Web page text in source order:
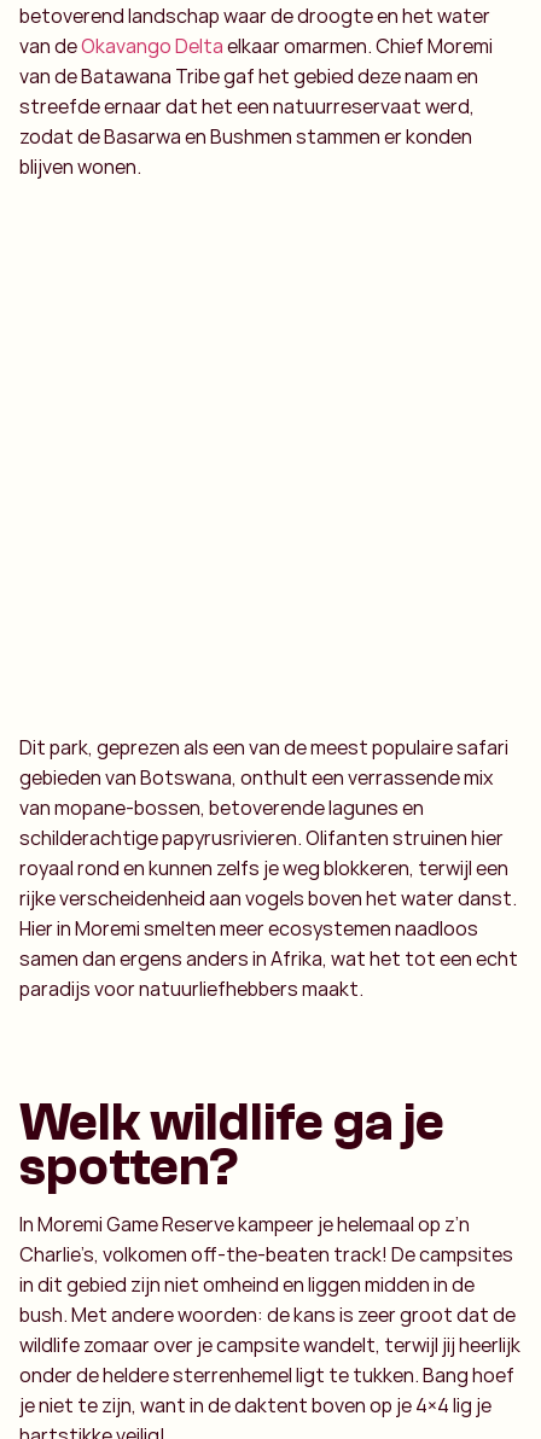
betoverend landschap waar de droogte en het water
van deOkavango Deltaelkaar omarmen. Chief Moremi
van de Batawana Tribe gaf het gebied deze naam en
streefde ernaar dat het een natuurreservaat werd,
zodat de Basarwa en Bushmen stammen er konden
blijven wonen.
Dit park, geprezen als een van de meest populaire safari
gebieden van Botswana, onthult een verrassende mix
van mopane-bossen, betoverende lagunes en
schilderachtige papyrusrivieren. Olifanten struinen hier
royaal rond en kunnen zelfs je weg blokkeren, terwijl een
rijke verscheidenheid aan vogels boven het water danst.
Hier in Moremi smelten meer ecosystemen naadloos
samen dan ergens anders in Afrika, wat het tot een echt
paradijs voor natuurliefhebbers maakt.
Welk wildlife ga je
spotten?
In Moremi Game Reserve kampeer je helemaal op z’n
Charlie’s, volkomen off-the-beaten track! De campsites
in dit gebied zijn niet omheind en liggen midden in de
bush. Met andere woorden: de kans is zeer groot dat de
wildlife zomaar over je campsite wandelt, terwijl jij heerlijk
onder de heldere sterrenhemel ligt te tukken. Bang hoef
je niet te zijn, want in de daktent boven op je 4×4 lig je